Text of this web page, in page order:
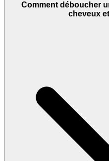
Comment déboucher
cheveux